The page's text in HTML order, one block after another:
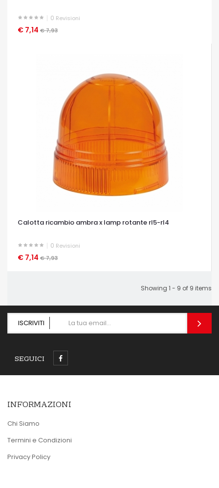
0 Revisioni
€ 7,14 € 7,93
OCCHIATA VELOCE
Calotta ricambio ambra x lamp rotante rl5-rl4
0 Revisioni
€ 7,14 € 7,93
OCCHIATA VELOCE
Showing 1 - 9 of 9 items
ISCRIVITI
SEGUICI
INFORMAZIONI
Chi Siamo
Termini e Condizioni
Privacy Policy